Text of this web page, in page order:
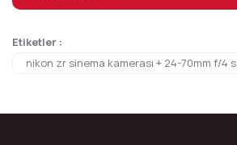
Etiketler :
nikon zr sinema kamerası + 24-70mm f/4 s